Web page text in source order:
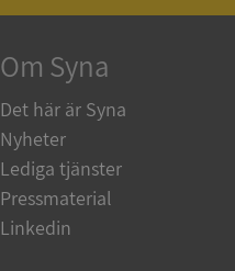
Om Syna
Det här är Syna
Nyheter
Lediga tjänster
Pressmaterial
Linkedin
Microsoft
Corporation
.syna.se